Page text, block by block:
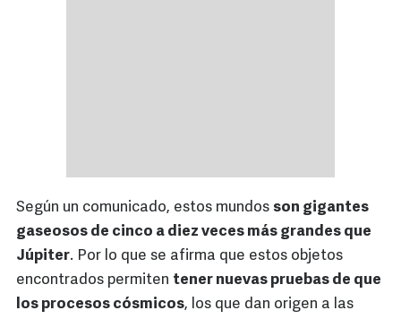
Según un comunicado, estos mundos son gigantes
gaseosos de cinco a diez veces más grandes que
Júpiter. Por lo que se afirma que estos objetos
encontrados permiten tener nuevas pruebas de que
los procesos cósmicos, los que dan origen a las